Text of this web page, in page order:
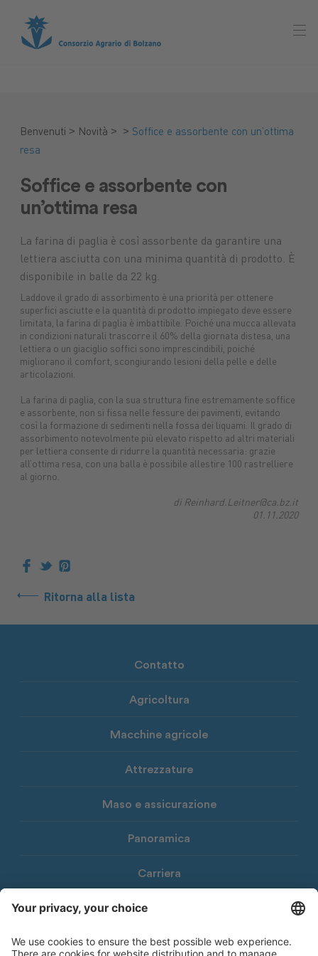
Mangimi
Protezione
piante
Concimi Impianti
Macchine
nuove
Mercato
macchine
agricole
Ricambi Carburanti
tuttoGIARDINO
Prodotti
Benvenuti > Novità > > Soffice e assorbente con un’ottima
resa
Soffice e assorbente con
un’ottima resa
La farina di paglia è così assorbente da garantire una
lettiera asciutta con una minima quantità di prodotto. È
disponibile in balle da 22 kg.
Laddove il grado di assorbimento è una priorità per ottenere
superfici asciutte e la quantità di prodotto impiegato deve essere
limitata, la farina di paglia è imbattibile. Poiché una mucca allevata
in condizioni naturali trascorre il 60% della giornata distesa, una
lettiera o un giaciglio soffici sono imprescindibili, poiché
migliorano il comfort, scongiurando lesioni della pelle e delle
articolazioni.
La farina di paglia, con la sua struttura fine estremamente soffice
e assorbente, non si fissa nelle fessure dei pavimenti, evitando
così la formazione di sedimenti nella fossa dei liquami. Il grado di
assorbimento notevolmente più elevato rispetto ad altri materiali
per lettiera consente di ridurre la quantità necessaria: grazie
all’ottima resa, con una balla è possibile allestire 100 rastrelliere
al giorno.
di Reinhard.Leitner@ca.bz.it
01.11.2020
Ritorna alla lista
Contatto
Agricoltura
Macchine agricole
Attrezzature
Maso e assicurazione
Panoramica
Carriera
Download
Newsletter Consorzio Agrario